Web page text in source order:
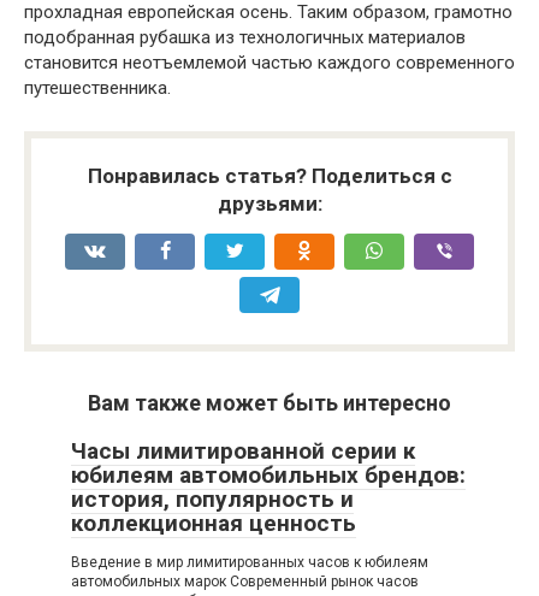
прохладная европейская осень. Таким образом, грамотно
подобранная рубашка из технологичных материалов
становится неотъемлемой частью каждого современного
путешественника.
Понравилась статья? Поделиться с
друзьями:
Вам также может быть интересно
Часы лимитированной серии к
юбилеям автомобильных брендов:
история, популярность и
коллекционная ценность
Введение в мир лимитированных часов к юбилеям
автомобильных марок Современный рынок часов